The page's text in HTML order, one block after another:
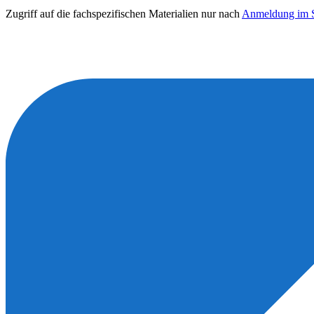
Zugriff auf die fachspezifischen Materialien nur nach Anmeldung im